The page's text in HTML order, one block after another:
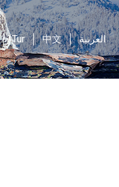
Tur 中文 العربية